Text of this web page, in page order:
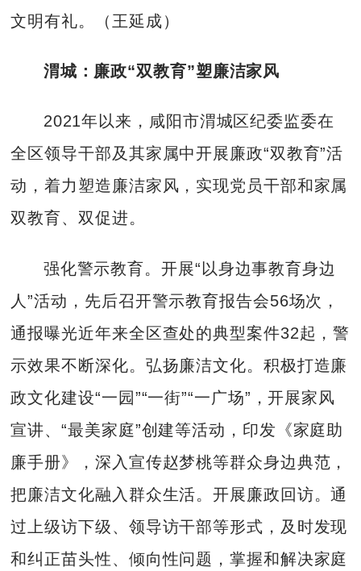
文明有礼。（王延成）
渭城：廉政“双教育”塑廉洁家风
2021年以来，咸阳市渭城区纪委监委在
全区领导干部及其家属中开展廉政“双教育”活
动，着力塑造廉洁家风，实现党员干部和家属
双教育、双促进。
强化警示教育。开展“以身边事教育身边
人”活动，先后召开警示教育报告会56场次，
通报曝光近年来全区查处的典型案件32起，警
示效果不断深化。弘扬廉洁文化。积极打造廉
政文化建设“一园”“一街”“一广场”，开展家风
宣讲、“最美家庭”创建等活动，印发《家庭助
廉手册》，深入宣传赵梦桃等群众身边典范，
把廉洁文化融入群众生活。开展廉政回访。通
过上级访下级、领导访干部等形式，及时发现
和纠正苗头性、倾向性问题，掌握和解决家庭